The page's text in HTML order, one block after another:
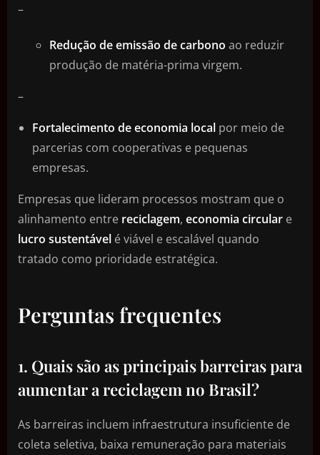
–
Redução de emissão de carbono ao reduzir
produção de matéria-prima virgem.
–
Fortalecimento de economia local por meio de
parcerias com cooperativas e pequenas
empresas.
Empresas que lideram processos mostram que o
alinhamento entre reciclagem, economia circular e
lucro sustentável é viável e escalável quando
tratado como prioridade estratégica.
Perguntas frequentes
1. Quais são as principais barreiras para
aumentar a reciclagem no Brasil?
As barreiras incluem infraestrutura insuficiente de
coleta seletiva, baixa remuneração para materiais